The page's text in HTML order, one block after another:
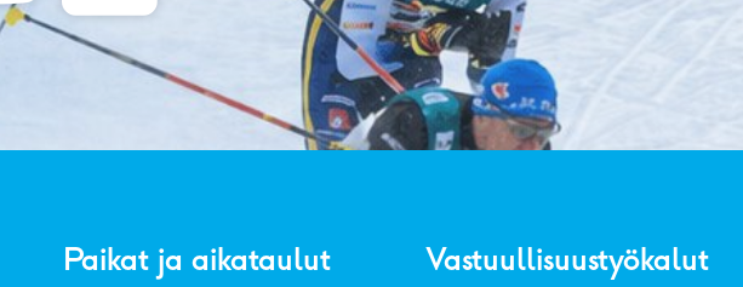
Paikat ja aikataulut Vastuullisuustyökalut